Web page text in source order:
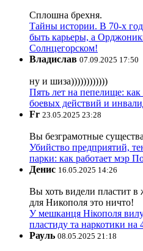
Сплошна брехня.
Тайны истории. В 70-х
быть карьеры, а
Солнцегорском!
Владислав 07.09.2025 17:50
ну и шиза))))))))))))
Пять лет на пепелище:
боевых действий и
Fr 23.05.2025 23:28
Вы безграмотные
Убийство предприятий,
парки: как работает мэр
Денис 16.05.2025 14:26
Вы хоть видели пластит в
для Никополя это ничто!
У мешканця Нікополя
пластиду та наркотики на
Рауль 08.05.2025 21:18